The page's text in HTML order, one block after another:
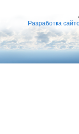
Разработка